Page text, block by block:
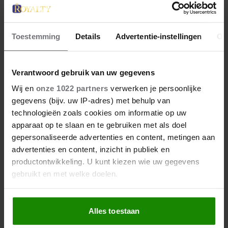
Toestemming Details Advertentie-instellingen
Verantwoord gebruik van uw gegevens
Wij en onze 1022 partners verwerken je persoonlijke
gegevens (bijv. uw IP-adres) met behulp van
technologieën zoals cookies om informatie op uw
apparaat op te slaan en te gebruiken met als doel
gepersonaliseerde advertenties en content, metingen aan
advertenties en content, inzicht in publiek en
productontwikkeling. U kunt kiezen wie uw gegevens
gebruikt en met welke doelen.
Als u het toestaat, willen we ook graag:
Informatie verzamelen over uw geografische
locatie, die tot een paar meter nauwkeurig kan zijn
Alles toestaan
27 april 2026
KONING WILLEM-ALEXANDER
JARIG: ZIJN MOOISTE
PORTRETTEN DOOR DE JAREN
HEEN